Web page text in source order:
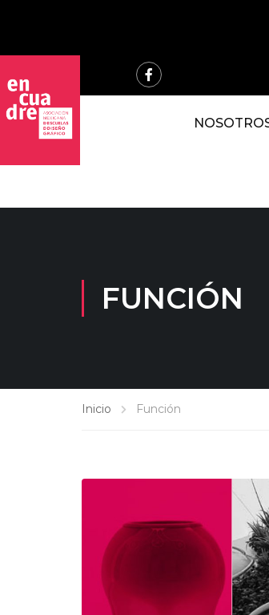
FUNCIÓN
Inicio Función